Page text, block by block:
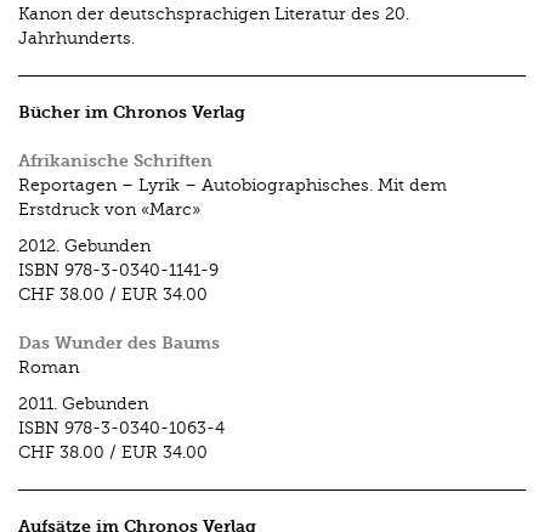
Kanon der deutschsprachigen Literatur des 20.
Jahrhunderts.
Bücher im Chronos Verlag
Afrikanische Schriften
Reportagen – Lyrik – Autobiographisches. Mit dem
Erstdruck von «Marc»
2012. Gebunden
ISBN 978-3-0340-1141-9
CHF 38.00 / EUR 34.00
Das Wunder des Baums
Roman
2011. Gebunden
ISBN 978-3-0340-1063-4
CHF 38.00 / EUR 34.00
Aufsätze im Chronos Verlag